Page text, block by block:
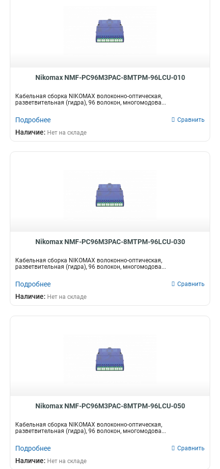
Nikomax NMF-PC96M3PAC-8MTPM-96LCU-010
Кабельная сборка NIKOMAX волоконно-оптическая,
разветвительная (гидра), 96 волокон, многомодова...
Подробнее Сравнить
Наличие: Нет на складе
Nikomax NMF-PC96M3PAC-8MTPM-96LCU-030
Кабельная сборка NIKOMAX волоконно-оптическая,
разветвительная (гидра), 96 волокон, многомодова...
Подробнее Сравнить
Наличие: Нет на складе
Nikomax NMF-PC96M3PAC-8MTPM-96LCU-050
Кабельная сборка NIKOMAX волоконно-оптическая,
разветвительная (гидра), 96 волокон, многомодова...
Подробнее Сравнить
Наличие: Нет на складе